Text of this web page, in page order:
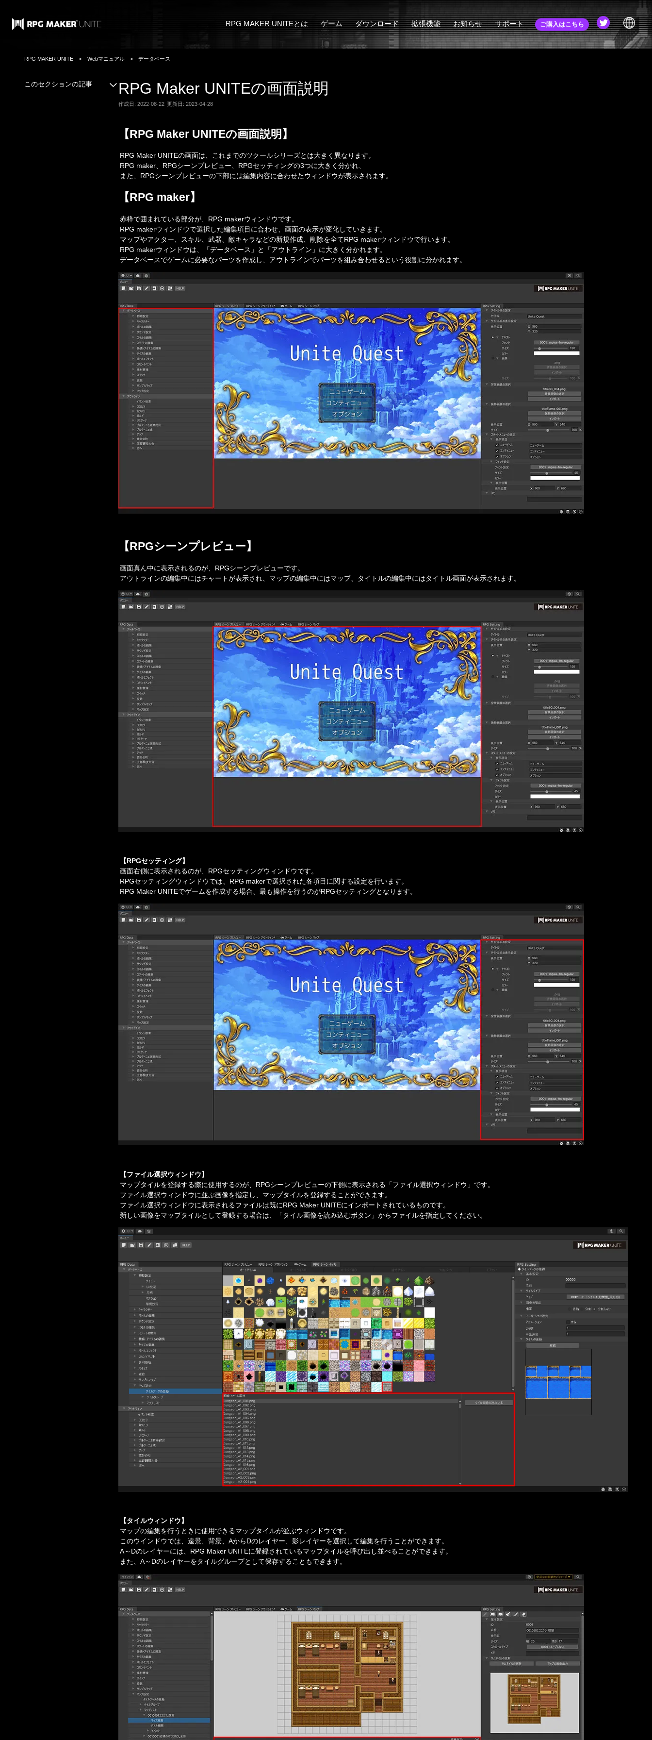
RPG MAKER UNITEとは
MakerSeries概要
ゲーム
サンプルゲーム
ダウンロード
アドオン
拡張機能
3D Character Converter
お知らせ
お知らせ
サポート
チュートリアル
ご購入はこちら
JA
RPG MAKER UNITE Webマニュアル データベース
このセクションの記事 RPG Maker UNITEの画面説明
作成日: 2022-08-22 更新日: 2023-04-28
【RPG Maker UNITEの画面説明】
RPG Maker UNITEの画面は、これまでのツクールシリーズとは大きく異なります。
RPG maker、RPGシーンプレビュー、RPGセッティングの3つに大きく分かれ、
また、RPGシーンプレビューの下部には編集内容に合わせたウィンドウが表示されます。
【RPG maker】
赤枠で囲まれている部分が、RPG makerウィンドウです。
RPG makerウィンドウで選択した編集項目に合わせ、画面の表示が変化していきます。
マップやアクター、スキル、武器、敵キャラなどの新規作成、削除を全てRPG makerウィンドウで行います。
RPG makerウィンドウは、「データベース」と「アウトライン」に大きく分かれます。
データベースでゲームに必要なパーツを作成し、アウトラインでパーツを組み合わせるという役割に分かれます。
【RPGシーンプレビュー】
画面真ん中に表示されるのが、RPGシーンプレビューです。
アウトラインの編集中にはチャートが表示され、マップの編集中にはマップ、タイトルの編集中にはタイトル画面が表示されます。
【RPGセッティング】
画面右側に表示されるのが、RPGセッティングウィンドウです。
RPGセッティングウィンドウでは、RPG makerで選択された各項目に関する設定を行います。
RPG Maker UNITEでゲームを作成する場合、最も操作を行うのがRPGセッティングとなります。
【ファイル選択ウィンドウ】
マップタイルを登録する際に使用するのが、RPGシーンプレビューの下側に表示される「ファイル選択ウィンドウ」です。
ファイル選択ウィンドウに並ぶ画像を指定し、マップタイルを登録することができます。
ファイル選択ウィンドウに表示されるファイルは既にRPG Maker UNITEにインポートされているものです。
新しい画像をマップタイルとして登録する場合は、「タイル画像を読み込むボタン」からファイルを指定してください。
【タイルウィンドウ】
マップの編集を行うときに使用できるマップタイルが並ぶウィンドウです。
このウインドウでは、遠景、背景、AからDのレイヤー、影レイヤーを選択して編集を行うことができます。
A～Dのレイヤーには、RPG Maker UNITEに登録されているマップタイルを呼び出し並べることができます。
また、A～Dのレイヤーをタイルグループとして保存することもできます。